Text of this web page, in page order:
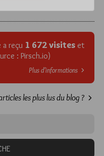
a reçu 1 672 visites et
: Pirsch.io)
Plus d’informations
les plus lus du blog ?